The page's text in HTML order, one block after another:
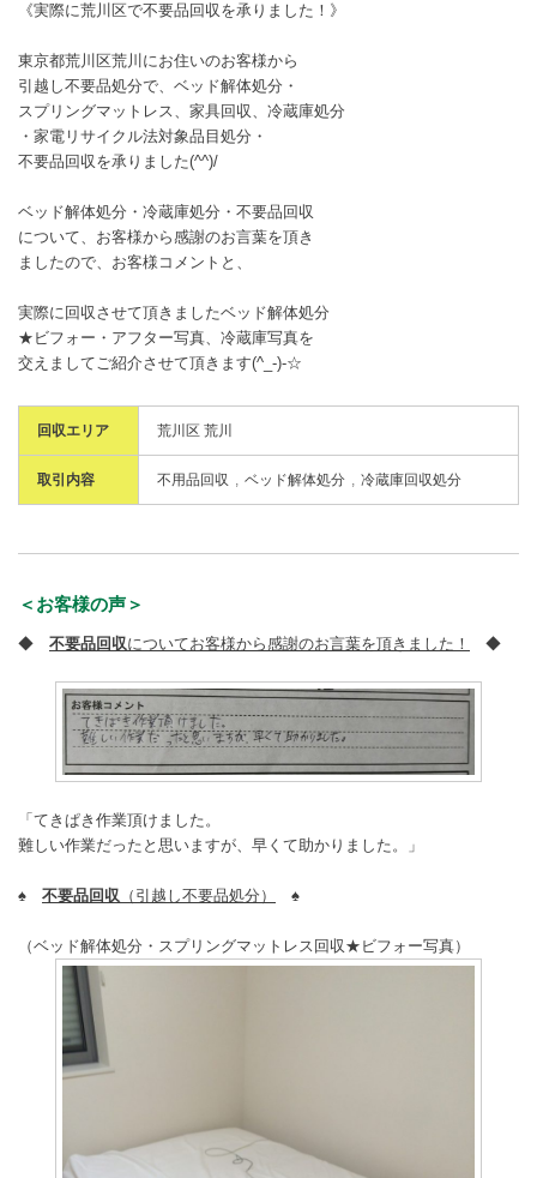
《実際に荒川区で不要品回収を承りました！》
東京都荒川区荒川にお住いのお客様から
引越し不要品処分で、ベッド解体処分・
スプリングマットレス、家具回収、冷蔵庫処分
・家電リサイクル法対象品目処分・
不要品回収を承りました(^^)/
ベッド解体処分・冷蔵庫処分・不要品回収
について、お客様から感謝のお言葉を頂き
ましたので、お客様コメントと、
実際に回収させて頂きましたベッド解体処分
★ビフォー・アフター写真、冷蔵庫写真を
交えましてご紹介させて頂きます(^_-)-☆
回収エリア 荒川区 荒川
取引内容 不用品回収 ベッド解体処分 冷蔵庫回収処分
＜お客様の声＞
◆ 不要品回収についてお客様から感謝のお言葉を頂きました！ ◆
「てきぱき作業頂けました。
難しい作業だったと思いますが、早くて助かりました。」
♠ 不要品回収 （引越し不要品処分） ♠
（ベッド解体処分・スプリングマットレス回収★ビフォー写真）